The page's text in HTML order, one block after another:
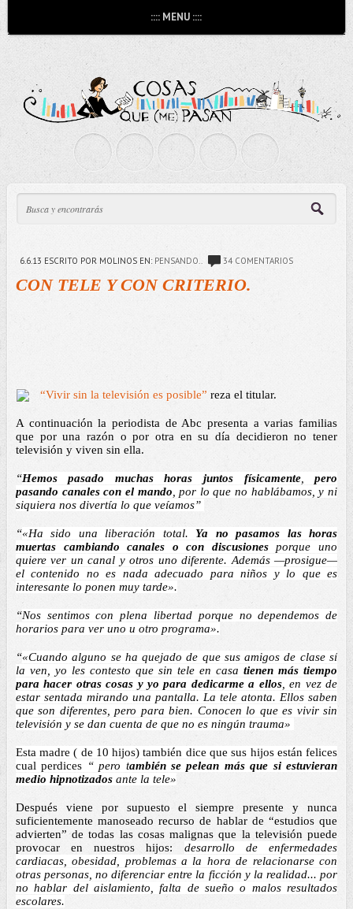
:::: MENU ::::
6.6.13 ESCRITO POR MOLINOS EN: PENSANDO.. 34 COMENTARIOS
CON TELE Y CON CRITERIO.
“Vivir sin la televisión es posible” reza el titular.
A continuación la periodista de Abc presenta a varias familias
que por una razón o por otra en su día decidieron no tener
televisión y viven sin ella.
“Hemos pasado muchas horas juntos físicamente, pero
pasando canales con el mando, por lo que no hablábamos, y ni
siquiera nos divertía lo que veíamos”
“«Ha sido una liberación total. Ya no pasamos las horas
muertas cambiando canales o con discusiones porque uno
quiere ver un canal y otros uno diferente. Además —prosigue—
el contenido no es nada adecuado para niños y lo que es
interesante lo ponen muy tarde».
“Nos sentimos con plena libertad porque no dependemos de
horarios para ver uno u otro programa».
“«Cuando alguno se ha quejado de que sus amigos de clase sí
la ven, yo les contesto que sin tele en casa tienen más tiempo
para hacer otras cosas y yo para dedicarme a ellos, en vez de
estar sentada mirando una pantalla. La tele atonta. Ellos saben
que son diferentes, pero para bien. Conocen lo que es vivir sin
televisión y se dan cuenta de que no es ningún trauma»
Esta madre ( de 10 hijos) también dice que sus hijos están felices
cual perdices “ pero también se pelean más que si estuvieran
medio hipnotizados ante la tele»
Después viene por supuesto el siempre presente y nunca
suficientemente manoseado recurso de hablar de “estudios que
advierten” de todas las cosas malignas que la televisión puede
provocar en nuestros hijos: desarrollo de enfermedades
cardiacas, obesidad, problemas a la hora de relacionarse con
otras personas, no diferenciar entre la ficción y la realidad... por
no hablar del aislamiento, falta de sueño o malos resultados
escolares.